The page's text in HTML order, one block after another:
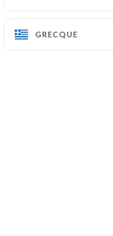
GRECQUE
GRECQUE